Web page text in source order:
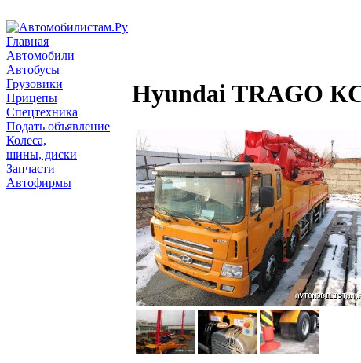
Главная
Автомобили
Автобусы
Грузовики
Прицепы
Спецтехника
Подать объявление
Колеса,
шины, диски
Запчасти
Автофирмы
Hyundai TRAGO